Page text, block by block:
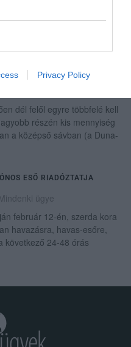
Privacy Policy
Abaúj-Zemplén és Jász-
OMSZ narancssárga
dél felől egyre többfelé kell
részén kis mennyiség
a középső sávban (a Duna-
ESŐ RIADÓZTATJA
ügye
február 12-én, szerda kora
havazásra, havas-esőre,
következő 24-48 órás